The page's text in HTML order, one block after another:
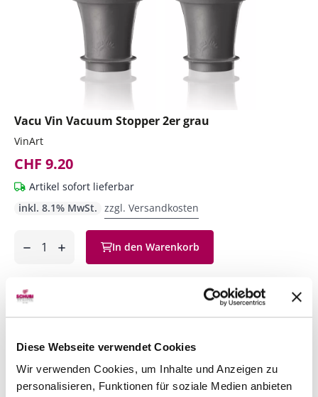
Diese Webseite verwendet Cookies
Wir verwenden Cookies, um Inhalte und Anzeigen zu
personalisieren, Funktionen für soziale Medien anbieten
Vacu Vin Vacuum Stopper 2er grau
VinArt
CHF 9.20
Artikel sofort lieferbar
inkl. 8.1% MwSt. zzgl. Versandkosten
In den Warenkorb